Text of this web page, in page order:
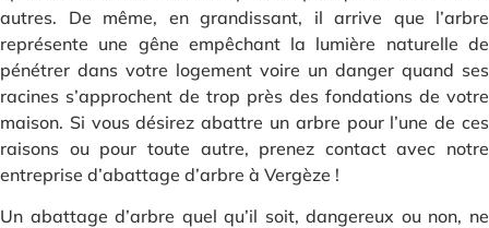
autres. De même, en grandissant, il arrive que l’arbre
représente une gêne empêchant la lumière naturelle de
pénétrer dans votre logement voire un danger quand ses
racines s’approchent de trop près des fondations de votre
maison. Si vous désirez abattre un arbre pour l’une de ces
raisons ou pour toute autre, prenez contact avec notre
entreprise d’abattage d’arbre à Vergèze !
Un abattage d’arbre quel qu’il soit, dangereux ou non, ne